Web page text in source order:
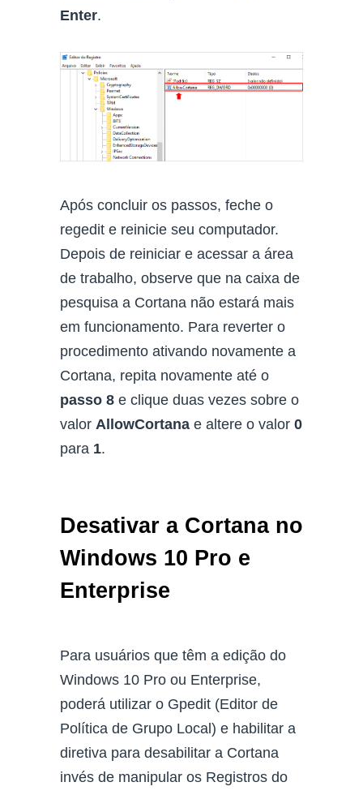
Enter.
Após concluir os passos, feche o
regedit e reinicie seu computador.
Depois de reiniciar e acessar a área
de trabalho, observe que na caixa de
pesquisa a Cortana não estará mais
em funcionamento. Para reverter o
procedimento ativando novamente a
Cortana, repita novamente até o
passo 8 e clique duas vezes sobre o
valor AllowCortana e altere o valor 0
para 1.
Desativar a Cortana no
Windows 10 Pro e
Enterprise
Para usuários que têm a edição do
Windows 10 Pro ou Enterprise,
poderá utilizar o Gpedit (Editor de
Política de Grupo Local) e habilitar a
diretiva para desabilitar a Cortana
invés de manipular os Registros do